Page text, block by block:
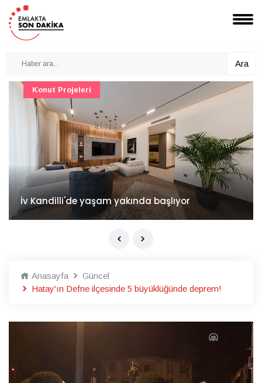
Ara
İv Kandilli'de yaşam yakında başlıyor
Konut Projeleri
Anasayfa
Güncel
Hatay'ın Defne ilçesinde 5 büyüklüğünde deprem!